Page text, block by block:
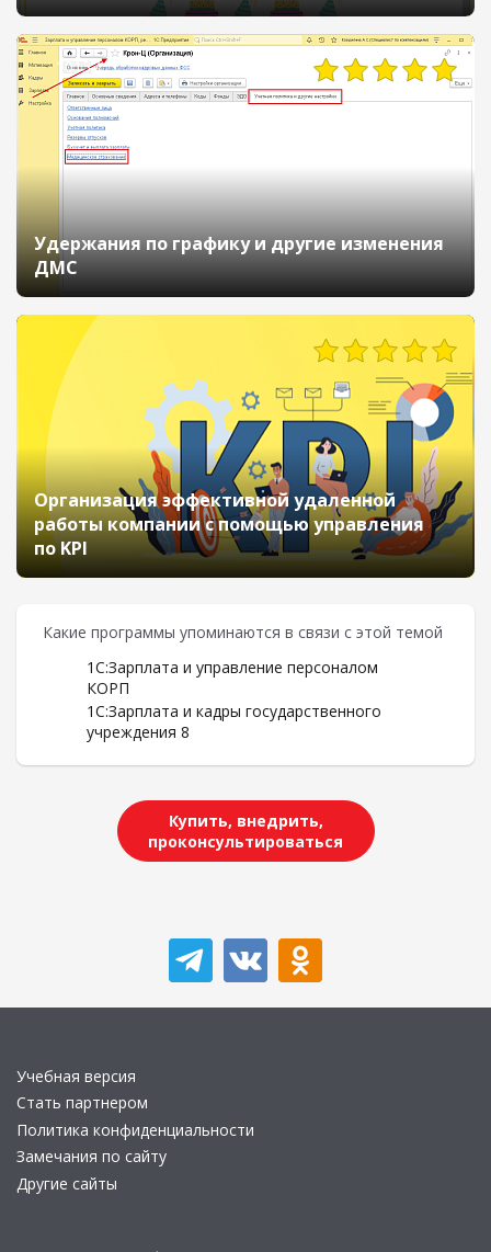
10137
Удержания по графику и другие изменения
ДМС
Организация эффективной удаленной
работы компании с помощью управления
по KPI
Какие программы упоминаются в связи с этой темой
1С:Зарплата и управление персоналом
КОРП
1С:Зарплата и кадры государственного
учреждения 8
Купить, внедрить,
проконсультироваться
Учебная версия
Стать партнером
Политика конфиденциальности
Замечания по сайту
Другие сайты